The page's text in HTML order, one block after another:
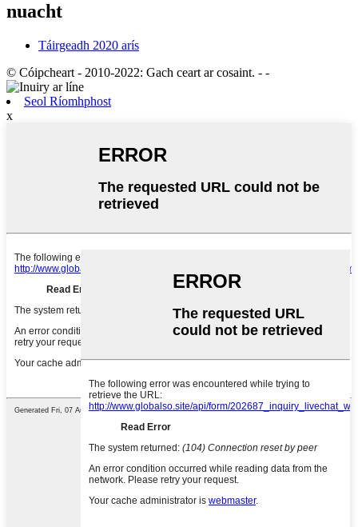
nuacht
Táirgeadh 2020 arís
© Cóipcheart - 2010-2022: Gach ceart ar cosaint. - -
Seol Ríomhphost
x